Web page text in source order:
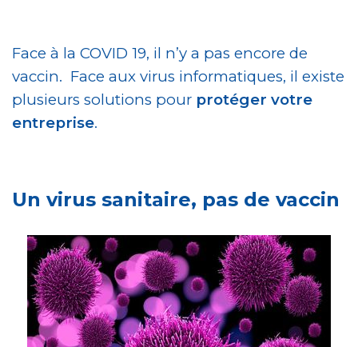
Face à la COVID 19, il n’y a pas encore de
vaccin. Face aux virus informatiques, il existe
plusieurs solutions pour protéger votre
entreprise.
Un virus sanitaire, pas de vaccin